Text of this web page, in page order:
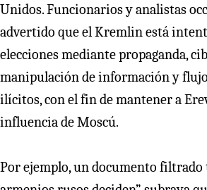
Unidos. Funcionarios y analistas
advertido que el Kremlin está
elecciones mediante propaganda,
manipulación de información y
ilícitos, con el fin de mantener a
influencia de Moscú.
Por ejemplo, un documento filtrado